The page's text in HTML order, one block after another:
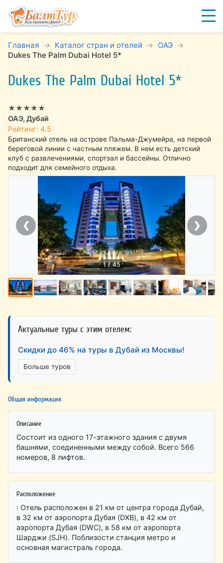
Главная Каталог стран и отелей
ОАЭ
Dukes The Palm Dubai Hotel 5*
Dukes The Palm Dubai Hotel 5*
★★★★★
ОАЭ, Дубай
Рейтинг: 4.5
Британский отель на острове Пальма-Джумейра, на первой
береговой линии с частным пляжем. В нем есть детский
клуб с развлечениями, спортзал и бассейны. Отлично
подходит для семейного отдыха.
❮ ❯
1 / 45
Актуальные туры с этим отелем:
Скидки до 46% на туры в Дубай из Москвы!
Больше туров
Общая информация
Описание
Состоит из одного 17-этажного здания с двумя
башнями, соединенными между собой. Всего 566
номеров, 8 лифтов.
Расположение
: Отель расположен в 21 км от центра города Дубай,
в 32 км от аэропорта Дубая (DXB), в 42 км от
аэропорта Дубая (DWC), в 58 км от аэропорта
Шарджи (SJH). Поблизости станция метро и
основная магистраль города.